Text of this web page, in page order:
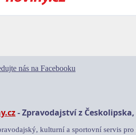
nás na Facebooku
- Zpravodajství z
kulturní a sportovní servis